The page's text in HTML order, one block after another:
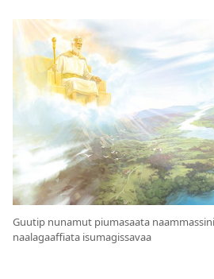
Guutip nunamut piumasaata
naalagaaf­fiata isumagis­savaa